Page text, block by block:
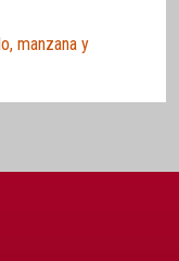
manzana y